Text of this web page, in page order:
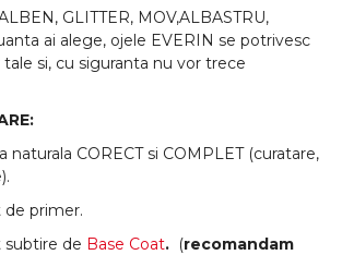
GLITTER, MOV,ALBASTRU,
ai alege, ojele EVERIN se potrivesc
si, cu siguranta nu vor trece
CORECT si COMPLET (curatare,
de primer.
subtire de Base Coat. (recomandam